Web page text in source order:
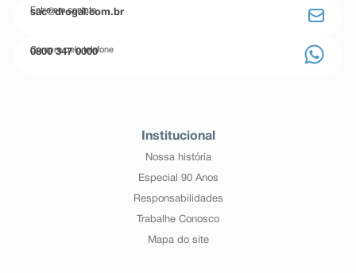
Entre em contato
sac@drogal.com.br
Compre pelo telefone
0800 347 0000
Institucional
Nossa história
Especial 90 Anos
Responsabilidades
Trabalhe Conosco
Mapa do site